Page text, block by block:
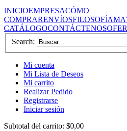
INICIOEMPRESACÓMO
COMPRARENVÍOSFILOSOFÍA
CATÁLOGOCONTÁCTENOS
Search:
Mi cuenta
Mi Lista de Deseos
Mi carrito
Realizar Pedido
Registrarse
Iniciar sesión
Subtotal del carrito: $0,00